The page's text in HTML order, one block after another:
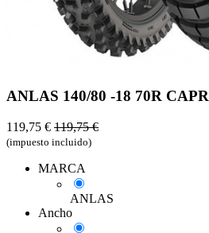
ANLAS 140/80 -18 70R
119,75 € 119,75€
(impuesto incluido)
MARCA
ANLAS
Ancho